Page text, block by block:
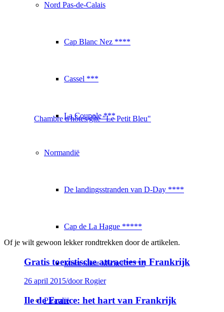
Nord Pas-de-Calais
Cap Blanc Nez ****
Cassel ***
La Coupole ***
Normandië
De landingsstranden van D-Day ****
Cap de La Hague *****
Mont Saint Michel *****
Picardië
Chambre d'hôtes/gîte "Le Petit Bleu"
Of je wilt gewoon lekker rondtrekken door de artikelen.
Gratis toeristische attracties in Frankrijk
26 april 2015/door Rogier
Ile de France: het hart van Frankrijk